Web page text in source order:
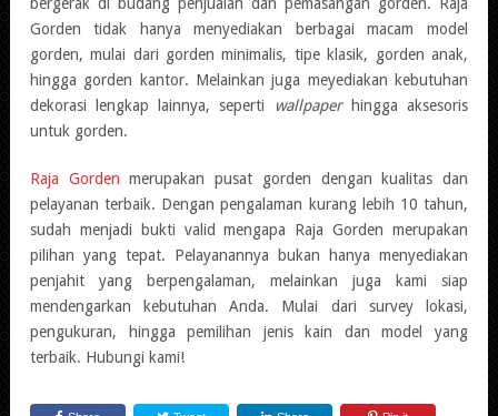
Gorden tidak hanya menyediakan berbagai macam model
gorden, mulai dari gorden minimalis, tipe klasik, gorden anak,
hingga gorden kantor. Melainkan juga meyediakan kebutuhan
dekorasi lengkap lainnya, seperti
wallpaperhingga aksesoris
untuk gorden.
Raja Gorden merupakan pusat gorden dengan kualitas dan
pelayanan terbaik. Dengan pengalaman kurang lebih 10 tahun,
sudah menjadi bukti valid mengapa Raja Gorden merupakan
pilihan yang tepat. Pelayanannya bukan hanya menyediakan
penjahit yang berpengalaman, melainkan juga kami siap
mendengarkan kebutuhan Anda. Mulai dari survey lokasi,
pengukuran, hingga pemilihan jenis kain dan model yang
terbaik. Hubungi kami!